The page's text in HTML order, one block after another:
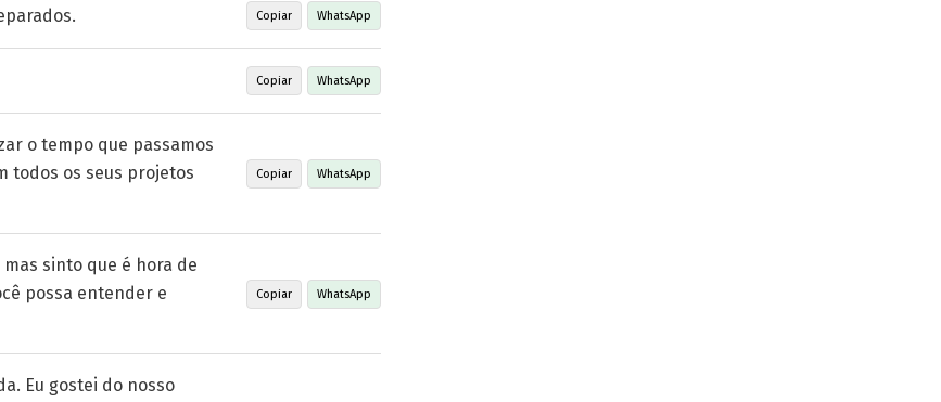
Copiar WhatsApp
Copiar WhatsApp
o tempo que passamos
todos os seus projetos
Copiar WhatsApp
sinto que é hora de
possa entender e
Copiar WhatsApp
Eu gostei do nosso